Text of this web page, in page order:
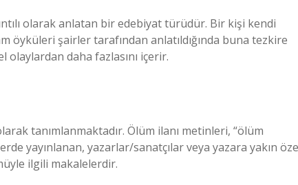
olarak anlatan bir edebiyat türüdür. Bir kişi kendi
öyküleri şairler tarafından anlatıldığında buna tezkire
daha fazlasını içerir.
tanımlanmaktadır. Ölüm ilanı metinleri, “ölüm
yayınlanan, yazarlar/sanatçılar veya yazara yakın
ilgili makalelerdir.